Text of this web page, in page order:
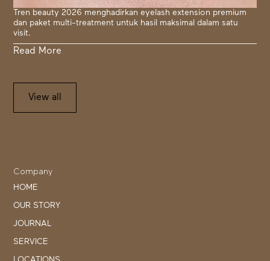
Tren beauty 2026 menghadirkan eyelash extension premium
dan paket multi-treatment untuk hasil maksimal dalam satu
visit.
Read More
View all
Company
HOME
OUR STORY
JOURNAL
SERVICE